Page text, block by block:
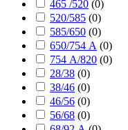
465 /520 (0)
520/585 (0)
585/650 (0)
650/754 А (0)
754 А/820 (0)
28/38 (0)
38/46 (0)
46/56 (0)
56/68 (0)